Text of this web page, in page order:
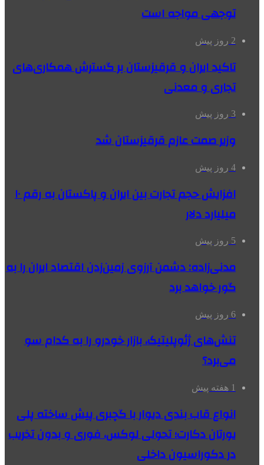
توجهی مواجه است
2 روز پیش
تاکید ایران و قرقیزستان بر گسترش همکاری‌های
تجاری و معدنی
3 روز پیش
وزیر صمت عازم قرقیزستان شد
4 روز پیش
افزایش حجم تجارت بین ایران و پاکستان به رقم ۱۰
میلیارد دلار
5 روز پیش
مدنی‌زاده: دشمن آرزوی زمین‌زدن اقتصاد ایران را به
گور خواهد برد
6 روز پیش
تنش‌های ژئوپلیتیک، بازار خودرو را به کدام سو
می‌برد؟
1 هفته پیش
انواع قاب بندی دیوار با گچبری پیش ساخته پلی
یورتان دکارت؛ تحولی لوکس، فوری و بدون تخریب
در دکوراسیون داخلی